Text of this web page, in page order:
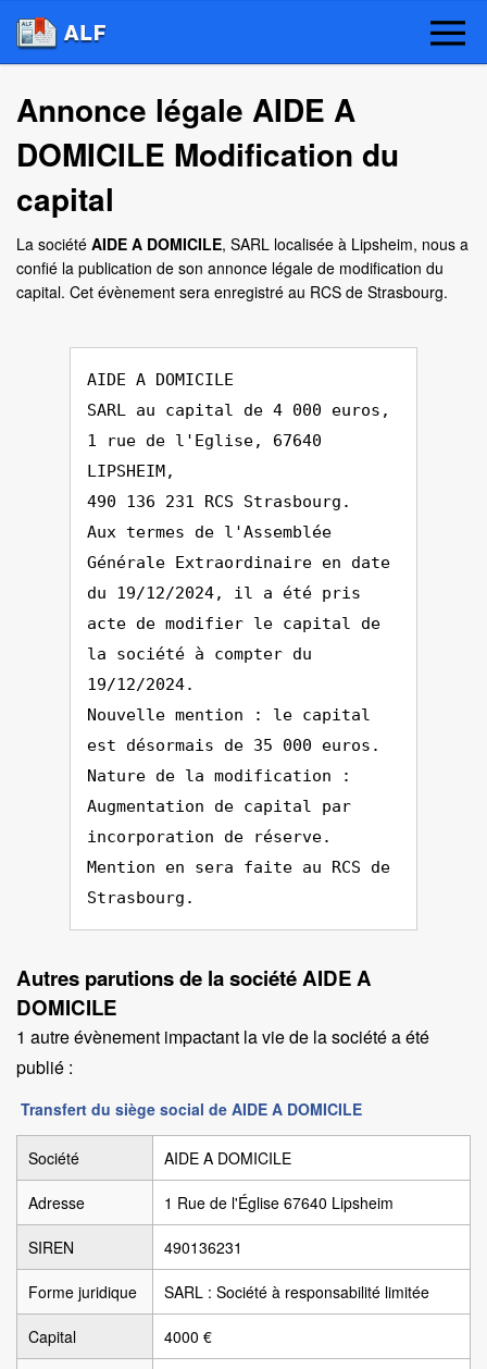
Annonce légale AIDE A
DOMICILE Modification du
capital
La société AIDE A DOMICILE, SARL localisée à Lipsheim, nous a
confié la publication de son annonce légale de modification du
capital. Cet évènement sera enregistré au RCS de Strasbourg.
AIDE A DOMICILE
SARL au capital de 4 000 euros,
1 rue de l'Eglise, 67640
LIPSHEIM,
490 136 231 RCS Strasbourg.
Aux termes de l'Assemblée
Générale Extraordinaire en date
du 19/12/2024, il a été pris
acte de modifier le capital de
la société à compter du
19/12/2024.
Nouvelle mention : le capital
est désormais de 35 000 euros.
Nature de la modification :
Augmentation de capital par
incorporation de réserve.
Mention en sera faite au RCS de
Strasbourg.
Autres parutions de la société AIDE A
DOMICILE
1 autre évènement impactant la vie de la société a été
publié :
Transfert du siège social de AIDE A DOMICILE
Société AIDE A DOMICILE
Adresse 1 Rue de l'Église 67640 Lipsheim
SIREN 490136231
Forme juridique SARL : Société à responsabilité limitée
Capital 4000 €